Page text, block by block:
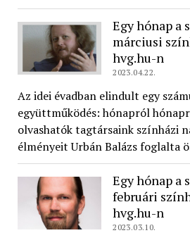
Egy hónap a
márciusi
hvg.hu-n
2023.04.22.
Az idei évadban elindult egy
együttműködés: hónapról
olvashatók tagtársaink színházi
élményeit Urbán Balázs foglalta
Egy hónap a
februári
hvg.hu-n
2023.03.10.